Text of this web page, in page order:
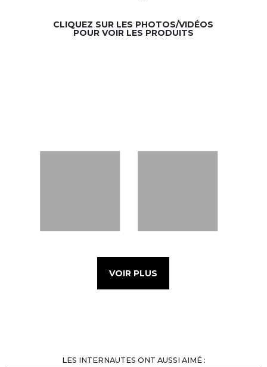
CLIQUEZ SUR LES PHOTOS/VIDÉOS
POUR VOIR LES PRODUITS
VOIR PLUS
LES INTERNAUTES ONT AUSSI AIMÉ :